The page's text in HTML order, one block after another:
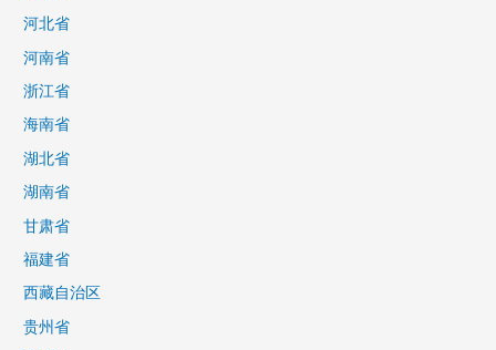
河北省
河南省
浙江省
海南省
湖北省
湖南省
甘肃省
福建省
西藏自治区
贵州省